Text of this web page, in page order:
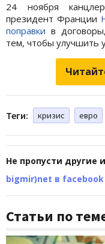
24 ноября
президент Франции
поправки в
тем, чтобы улучшить
Теги: кризис евро
Не пропусти другие
bigmir)net в facebook
Статьи по